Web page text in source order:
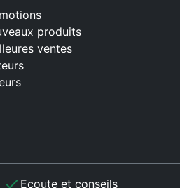
produits
ventes
check Ecoute et conseils